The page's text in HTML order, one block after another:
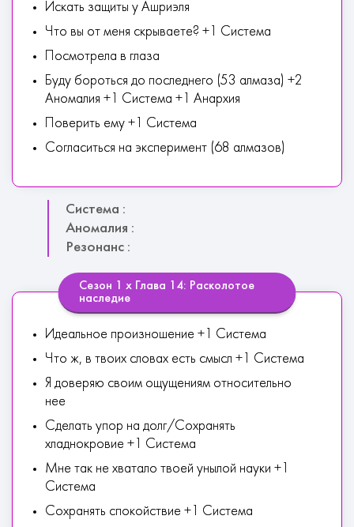
Искать защиты у Ашриэля
Что вы от меня скрываете? +1 Система
Посмотрела в глаза
Буду бороться до последнего (53 алмаза) +2
Аномалия +1 Система +1 Анархия
Поверить ему +1 Система
Согласиться на эксперимент (68 алмазов)
Система :
Аномалия :
Резонанс :
Сезон 1 х Глава 14: Расколотое
наследие
Идеальное произношение +1 Система
Что ж, в твоих словах есть смысл +1 Система
Я доверяю своим ощущениям относительно
нее
Сделать упор на долг/Сохранять
хладнокровие +1 Система
Мне так не хватало твоей унылой науки +1
Система
Сохранять спокойствие +1 Система